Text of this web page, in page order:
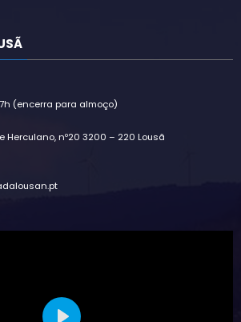
(encerra para almoço)
Herculano, nº20 3200 – 220 Lousã